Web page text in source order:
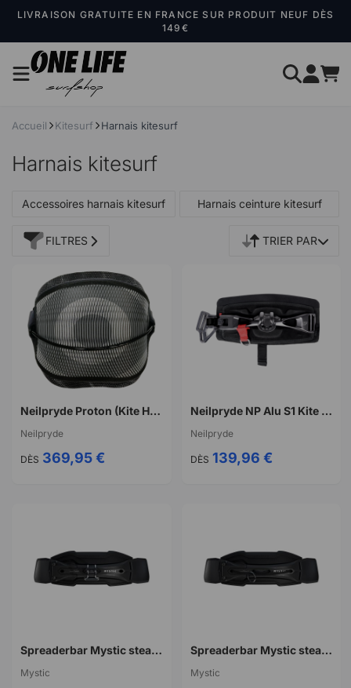
LIVRAISON GRATUITE EN FRANCE SUR PRODUIT NEUF DÈS
149€
Accueil Kitesurf Harnais kitesurf
Harnais kitesurf
Accessoires harnais kitesurf Harnais ceinture kitesurf
FILTRES TRIER PAR
Neilpryde Proton (Kite Hook)
Neilpryde
DÈS 369,95 €
Neilpryde NP Alu S1 Kite Spreader Bar
Neilpryde
DÈS 139,96 €
Spreaderbar Mystic stealth bar kitesurf generation 3
Mystic
Spreaderbar Mystic stealth bar surf generation 3 noir
Mystic